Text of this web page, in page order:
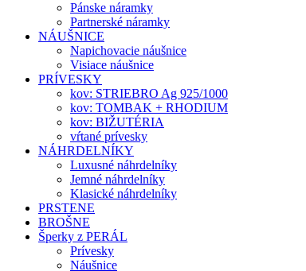
Pánske náramky
Partnerské náramky
NÁUŠNICE
Napichovacie náušnice
Visiace náušnice
PRÍVESKY
kov: STRIEBRO Ag 925/1000
kov: TOMBAK + RHODIUM
kov: BIŽUTÉRIA
vŕtané prívesky
NÁHRDELNÍKY
Luxusné náhrdelníky
Jemné náhrdelníky
Klasické náhrdelníky
PRSTENE
BROŠNE
Šperky z PERÁL
Prívesky
Náušnice